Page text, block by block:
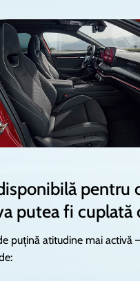
pentru
putea fi
puțină atitudine mai activă